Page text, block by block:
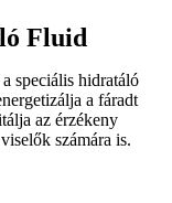
Fluid
speciális hidratáló
a fáradt
az érzékeny
számára is.